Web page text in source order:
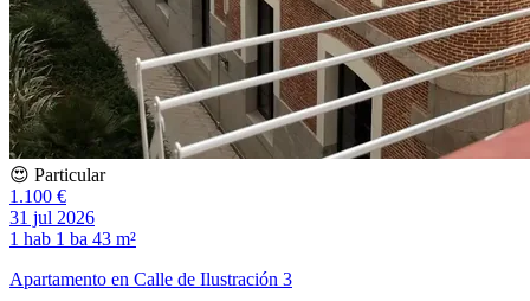
😍 Particular
1.100 €
31 jul 2026
1 hab 1 ba 43 m²
Apartamento en Calle de Ilustración 3